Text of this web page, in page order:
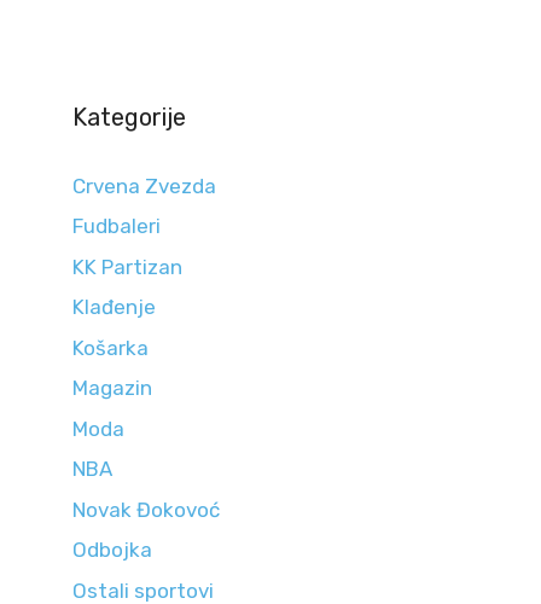
Kategorije
Crvena Zvezda
Fudbaleri
KK Partizan
Klađenje
Košarka
Magazin
Moda
NBA
Novak Đokovoć
Odbojka
Ostali sportovi